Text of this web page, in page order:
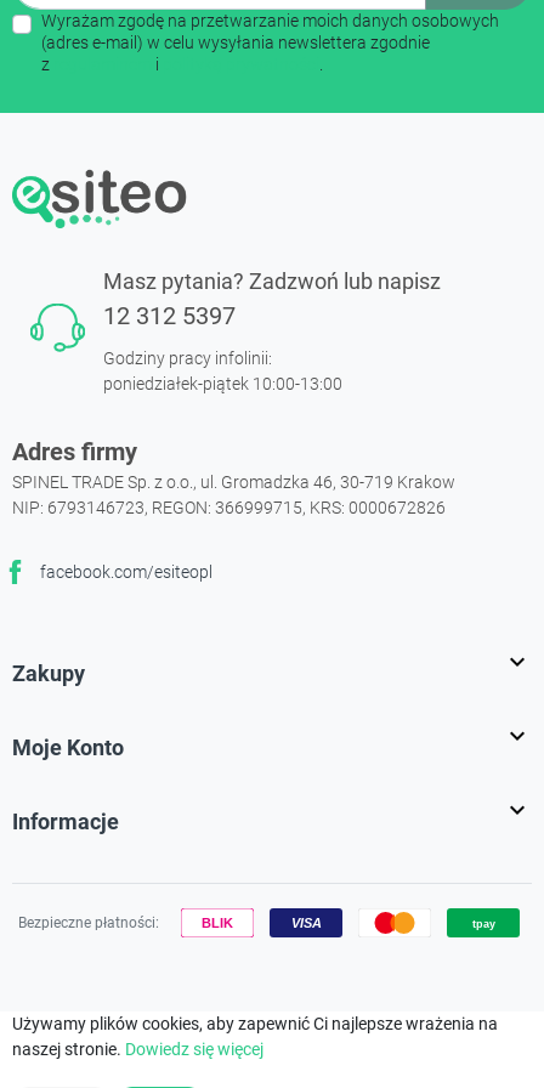
Wyrażam zgodę na przetwarzanie moich danych osobowych
(adres e-mail) w celu wysyłania newslettera zgodnie
z
i
Masz pytania? Zadzwoń lub napisz
12 312 5397
Godziny pracy infolinii:
poniedziałek-piątek 10:00-13:00
Adres firmy
SPINEL TRADE Sp. z o.o., ul. Gromadzka 46, 30-719 Krakow
NIP: 6793146723, REGON: 366999715, KRS: 0000672826
facebook.com/esiteopl
Facebook
Zakupy 
Moje Konto 
Informacje 
Bezpieczne płatności:
Używamy plików cookies, aby zapewnić Ci najlepsze wrażenia na
naszej stronie. Dowiedz się więcej